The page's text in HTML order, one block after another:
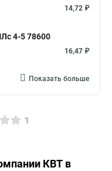
14,72 ₽
4-5 78600
16,47 ₽
Показать больше
1
КВТ в